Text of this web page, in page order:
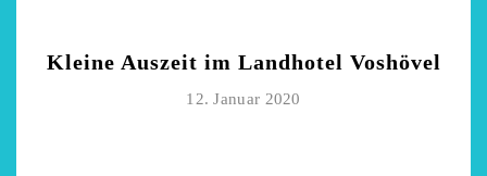
Kleine Auszeit im Landhotel Voshövel
12. Januar 2020